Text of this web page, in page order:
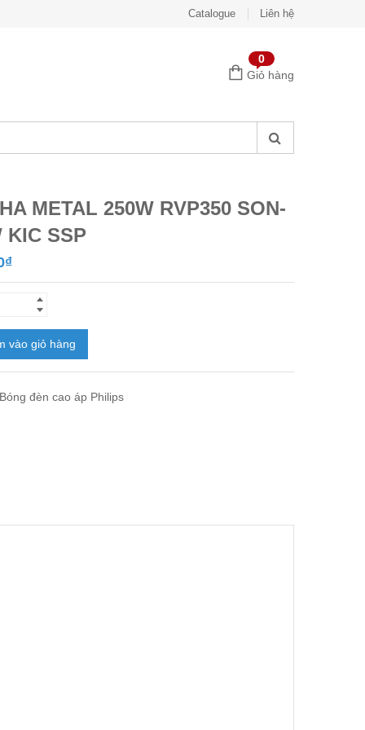
Catalogue Liên hệ
0
Giỏ hàng
METAL 250W RVP350 SON-
KIC SSP
₫
vào giỏ hàng
Bóng đèn cao áp Philips